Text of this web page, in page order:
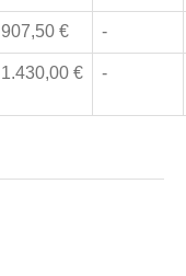
907,50 € -
1.430,00 € -